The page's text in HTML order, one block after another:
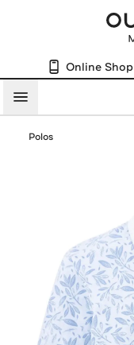
Online Shop
Menü
Polos